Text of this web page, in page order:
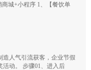
城+小程序 1、【餐饮单
造人气引流获客，企业节假
活动。 步骤01、进入后